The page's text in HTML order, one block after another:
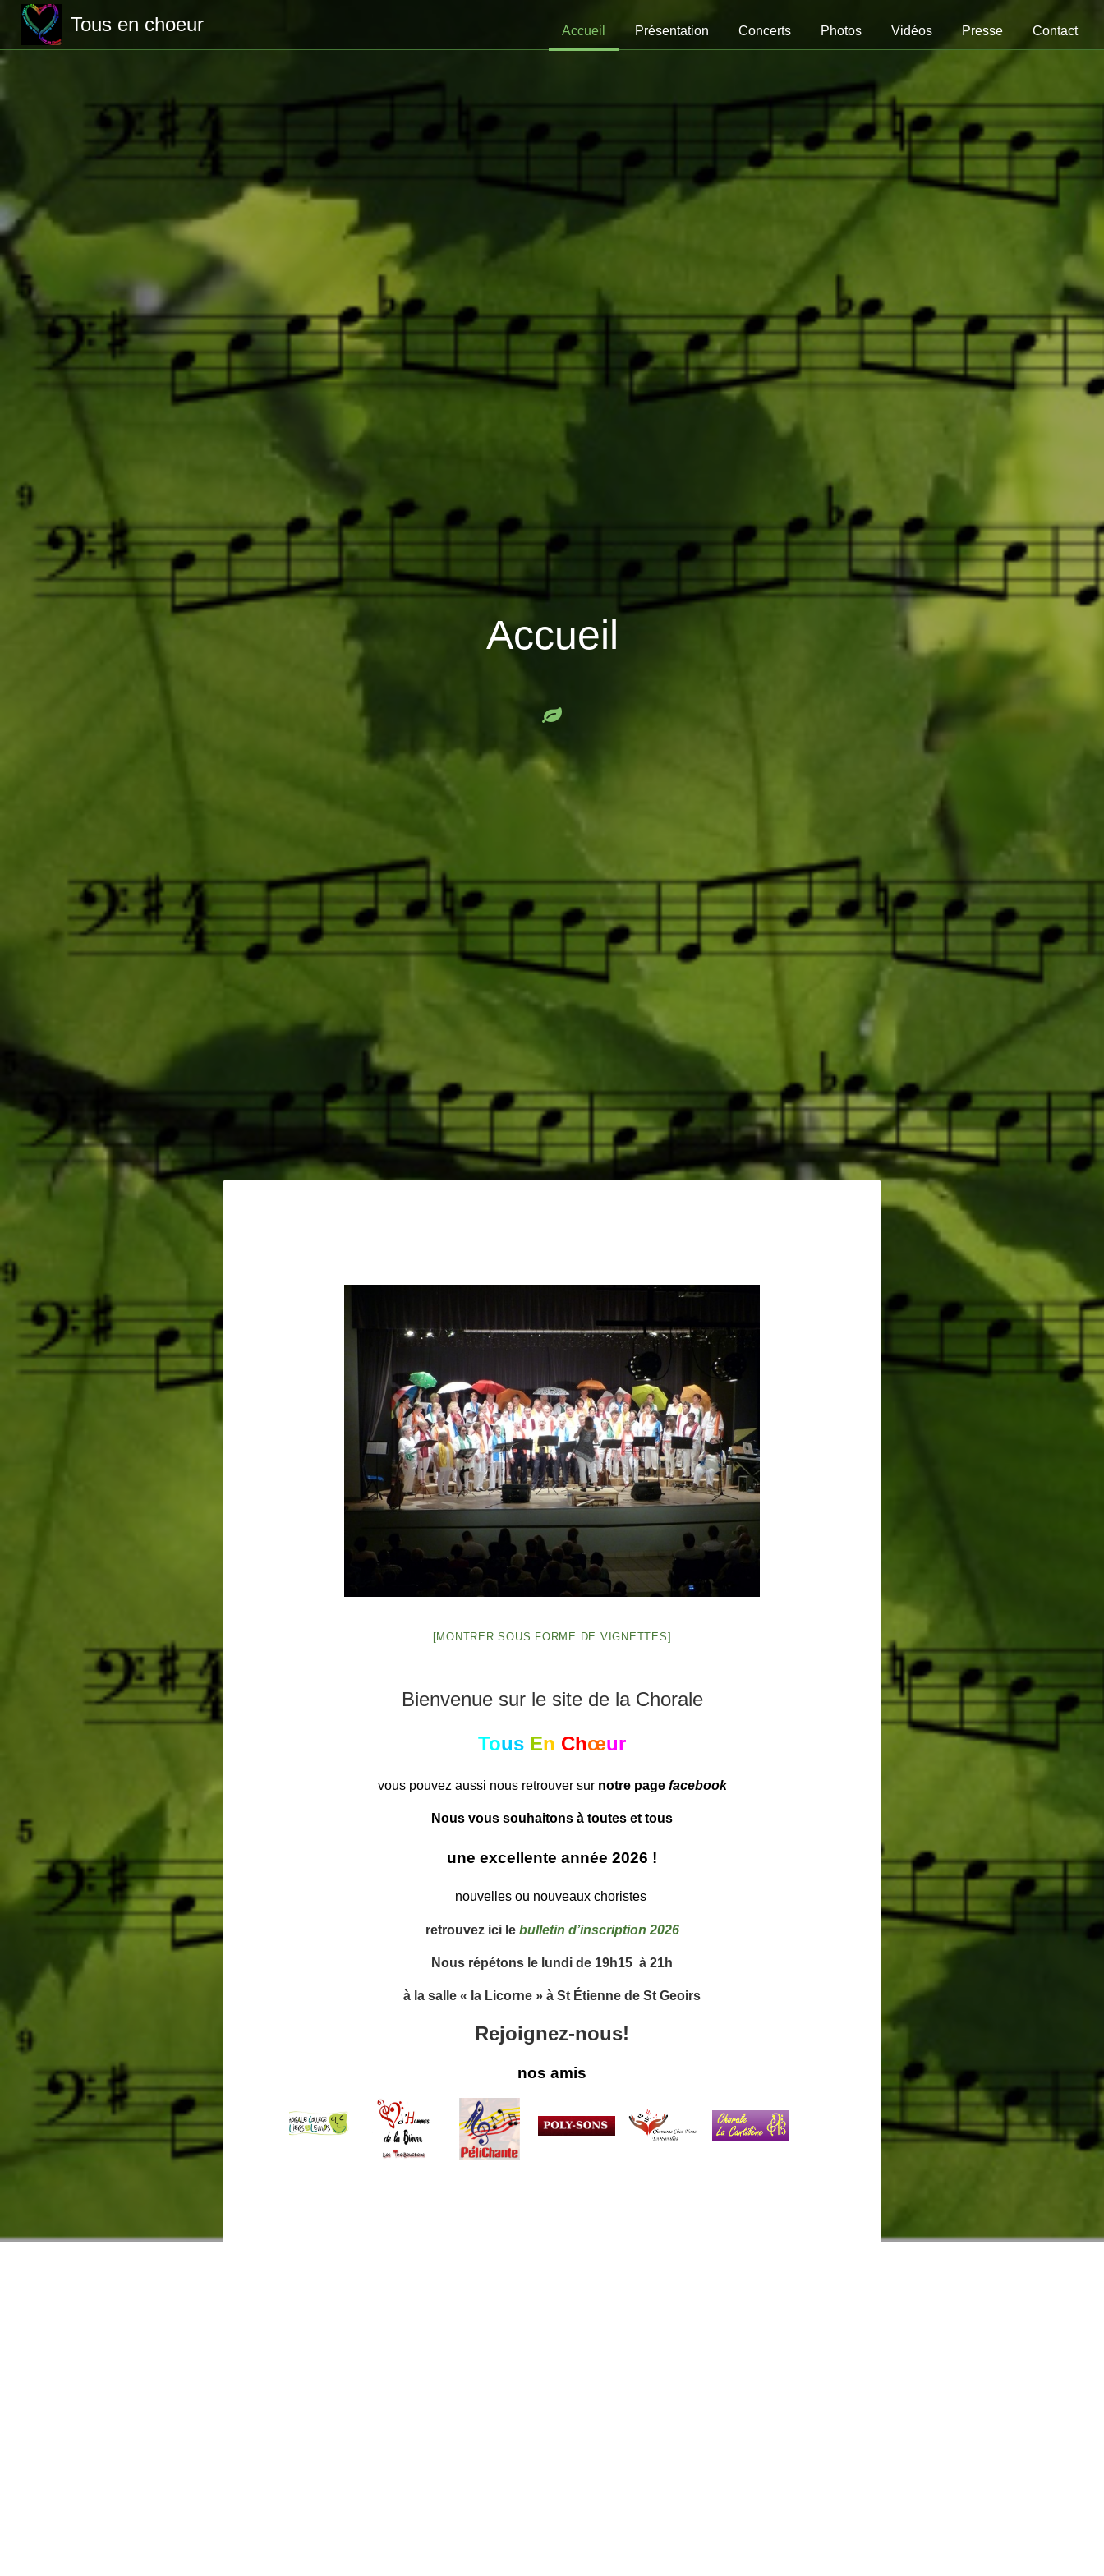
Tous en choeur Accueil Présentation Concerts Photos Vidéos Presse Contact
Accueil
[MONTRER SOUS FORME DE VIGNETTES]
Bienvenue sur le site de la Chorale
Tous En Chœur
vous pouvez aussi nous retrouver sur notre page facebook
Nous vous souhaitons à toutes et tous
une excellente année 2026 !
nouvelles ou nouveaux choristes
retrouvez icile bulletin d’inscription 2026
Nous répétons le lundi de 19h15 à 21h
à la salle « la Licorne » à St Étienne de St Geoirs
Rejoignez-nous!
nos amis